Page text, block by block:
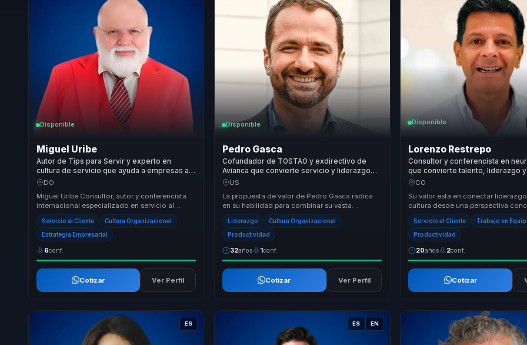
Disponible
Miguel Uribe
Autor de Tips para Servir y experto en
cultura de servicio que ayuda a empresas a
convertir customer experience en lealtad,
DO
Miguel Uribe Consultor, autor y conferencista
internacional especializado en servicio al
cliente y experiencia WOW. Con más de 21,000
hor...
Servicio al Cliente Cultura Organizacional
Estrategia Empresarial
6conf.
Cotizar Ver Perfil
Disponible
Pedro Gasca
Cofundador de TOSTAO y exdirectivo de
Avianca que convierte servicio y liderazgo
comercial en resultados reales para
US
La propuesta de valor de Pedro Gasca radica
en su habilidad para combinar su vasta
experiencia en liderazgo y gestión empresarial
con un ...
Liderazgo Cultura Organizacional
Productividad
32años 1conf.
Cotizar Ver Perfil
Disponible
Lorenzo Restrepo
Consultor y conferencista en
que convierte talento, liderazgo y
organizacional en cohesion para
CO
Su valor esta en conectar
cultura desde una perspectiva
gestion. Convierte temas amplios
y...Servicio al Cliente Trabajo en
Productividad
20años 2conf.
Cotizar
ES ES EN